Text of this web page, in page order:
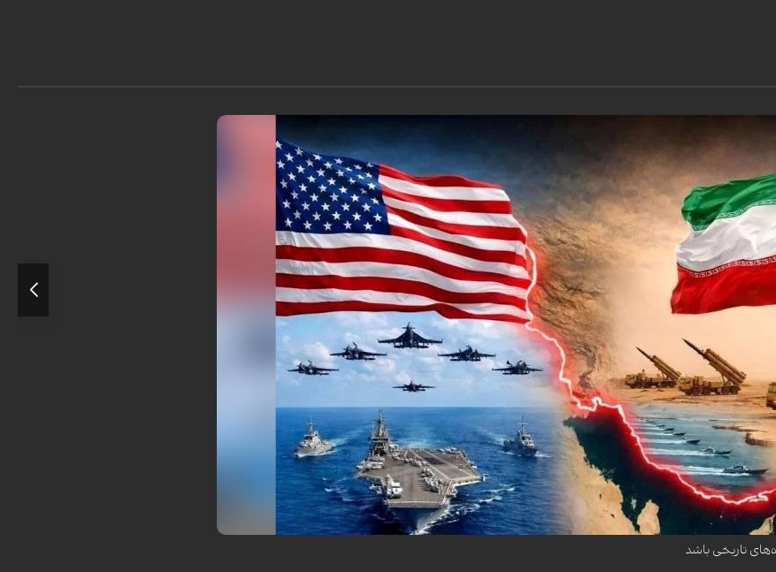
است که جنگ آمریکا و اسرائیل علیه ایران ممکن است به یکی از اشتباهات تاریخی تبدیل شود.
تاریخی باشد